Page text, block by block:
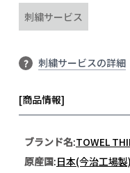
刺繍サービス
? 刺繍サービスの詳細
[商品情報]
ブランド名:TOWEL
原産国:日本(今治工場製)